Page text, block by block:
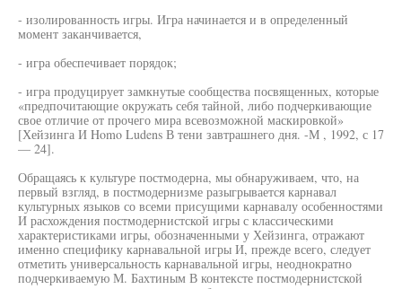
- изолированность игры. Игра начинается и в определенный
момент заканчивается,
- игра обеспечивает порядок;
- игра продуцирует замкнутые сообщества посвященных, которые
«предпочитающие окружать себя тайной, либо подчеркивающие
свое отличие от прочего мира всевозможной маскировкой»
[Хейзинга И Homo Ludens В тени завтрашнего дня. -М , 1992, с 17
— 24].
Обращаясь к культуре постмодерна, мы обнаруживаем, что, на
первый взгляд, в постмодернизме разыгрывается карнавал
культурных языков со всеми присущими карнавалу особенностями
И расхождения постмодернистской игры с классическими
характеристиками игры, обозначенными у Хейзинга, отражают
именно специфику карнавальной игры И, прежде всего, следует
отметить универсальность карнавальной игры, неоднократно
подчеркиваемую М. Бахтиным В контексте постмодернистской